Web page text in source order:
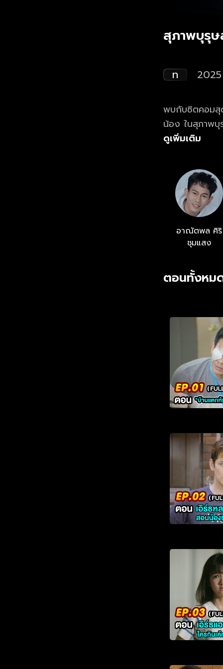
สุภาพบุรุษ
ท 2025
พบกับซิตคอมสุ
น้อง ในสุภาพบุรุษสุดซอย 2025 ดูย้อน
แรก ที่เดียว ทุก
ดูเพิ่มเติม
อาณัตพล ศิริ
ชุมแสง
ตอนทั้งหม